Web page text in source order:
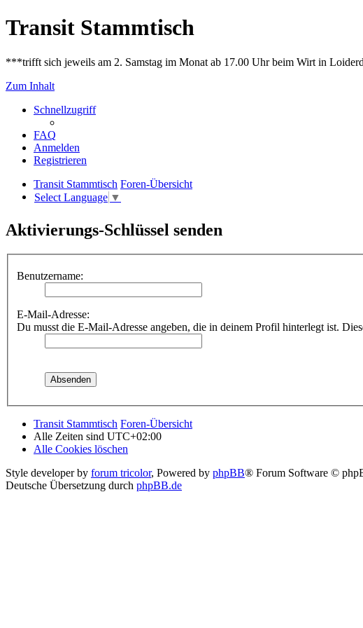
Transit Stammtisch
***trifft sich jeweils am 2. Samstag im Monat ab 17.00 Uhr beim Wirt in
Zum Inhalt
Schnellzugriff
FAQ
Anmelden
Registrieren
Transit Stammtisch Foren-Übersicht
Select Language ▼
Aktivierungs-Schlüssel senden
Benutzername:
E-Mail-Adresse:
Du musst die E-Mail-Adresse angeben, die in deinem Profil hinterlegt ist.
Transit Stammtisch Foren-Übersicht
Alle Zeiten sind UTC+02:00
Alle Cookies löschen
Style developer by forum tricolor, Powered by phpBB® Forum Software ©
Deutsche Übersetzung durch phpBB.de